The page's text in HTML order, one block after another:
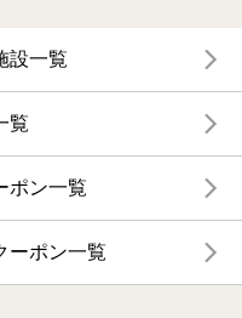
設一覧
覧
ポン一覧
ーポン一覧